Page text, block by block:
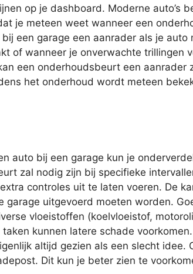
op je dashboard. Moderne auto’s
je meteen weet wanneer een
een garage een aanrader als je
of wanneer je onverwachte trillingen
een onderhoudsbeurt een aanrader
het onderhoud wordt meteen
auto bij een garage kun je
zal nodig zijn bij specifieke
controles uit te laten voeren. De
garage uitgevoerd moeten worden.
vloeistoffen (koelvloeistof,
kunnen latere schade
altijd gezien als een slecht idee.
Dit kun je beter zien te